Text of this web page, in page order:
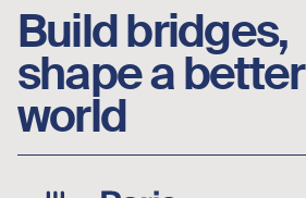
Build bridges,
shape a better
world